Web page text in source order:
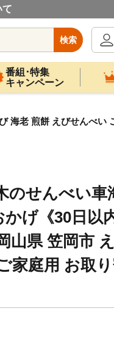
て
検索
番組･特集
キャンペーン
海老 煎餅 えびせんべい
のせんべい車
げ《30日以
山県 笠岡市
家庭用 お取